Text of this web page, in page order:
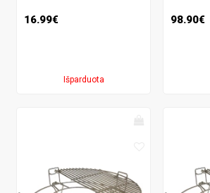
16.99€
Išparduota
98.90€